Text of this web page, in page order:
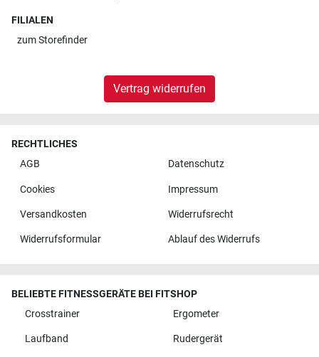
FILIALEN
zumStorefinder
Vertrag widerrufen
RECHTLICHES
AGB
Datenschutz
Cookies Impressum
Versandkosten Widerrufsrecht
Widerrufsformular Ablauf des Widerrufs
BELIEBTE FITNESSGERÄTE BEI FITSHOP
Crosstrainer
Ergometer
Laufband Rudergerät